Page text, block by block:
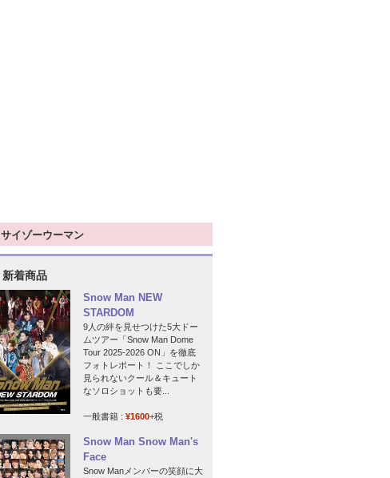
サイゾーウーマン
新着商品
Snow Man NEW
STARDOM
9人の絆を見せつけた5大ドー
ムツアー「Snow Man Dome
Tour 2025-2026 ON」を徹底
フォトレポート！ ここでしか
見られないクール＆キュート
なソロショットも要...
一般書籍 : ¥1600+税
Snow Man Snow Man's
Face
Snow Manメンバーの笑顔に大